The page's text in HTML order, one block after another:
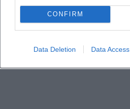
CONFIRM
Data Deletion Data Access